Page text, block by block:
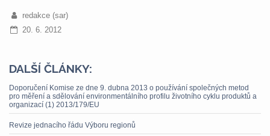
redakce (sar)
20. 6. 2012
DALŠÍ ČLÁNKY:
Doporučení Komise ze dne 9. dubna 2013 o používání společných metod
pro měření a sdělování environmentálního profilu životního cyklu produktů a
organizací (1) 2013/179/EU
Revize jednacího řádu Výboru regionů